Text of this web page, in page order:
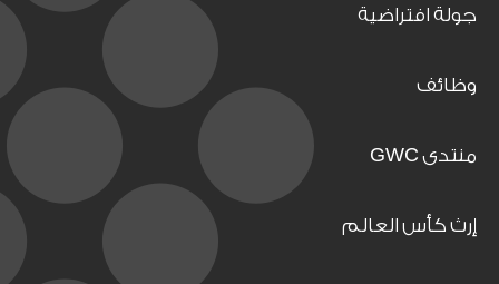
جولة افتراضية
وظائف
منتدى GWC
إرث كأس العالم